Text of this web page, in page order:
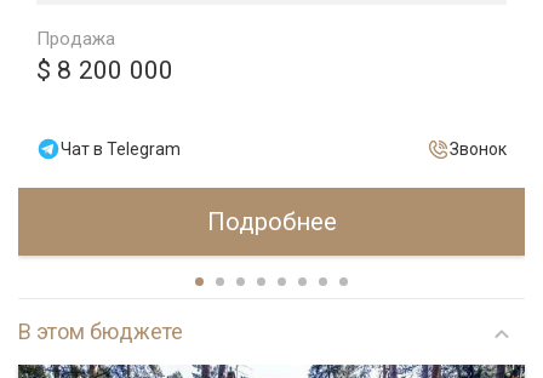
Продажа
$ 8 200 000
Чат в Telegram Звонок
Подробнее
В этом бюджете